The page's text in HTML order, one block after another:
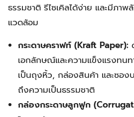
ธรรมชาติ รีไซเคิลได้ง่าย และมีภ
แวดล้อม
กระดาษคราฟท์ (Kraft Paper):
เอกลักษณ์และความแข็งแรงทน
เป็นถุงหิ้ว, กล่องสินค้า และซอ
ถึงความเป็นธรรมชาติ
กล่องกระดาษลูกฟูก